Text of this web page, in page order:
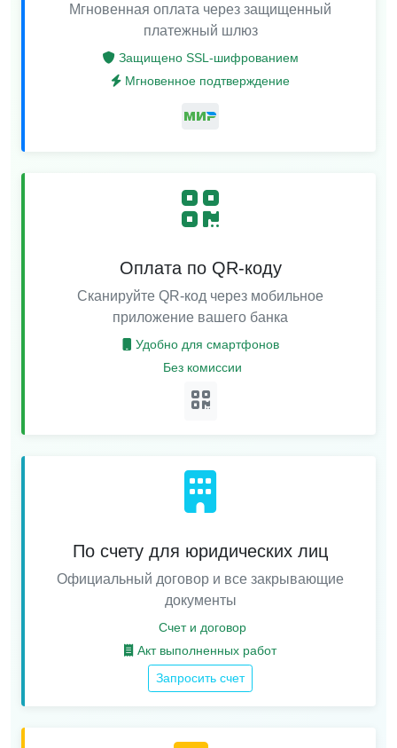
Мгновенная оплата через защищенный
платежный шлюз
Защищено SSL-шифрованием
Мгновенное подтверждение
Оплата по QR-коду
Сканируйте QR-код через мобильное
приложение вашего банка
Удобно для смартфонов
Без комиссии
По счету для юридических лиц
Официальный договор и все закрывающие
документы
Счет и договор
Акт выполненных работ
Запросить счет